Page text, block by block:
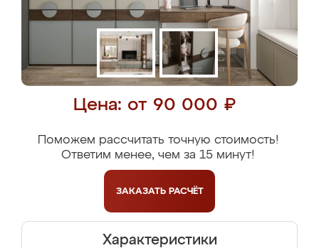
Цена: от 90 000 ₽
Поможем рассчитать точную стоимость!
Ответим менее, чем за 15 минут!
ЗАКАЗАТЬ РАСЧЁТ
Характеристики